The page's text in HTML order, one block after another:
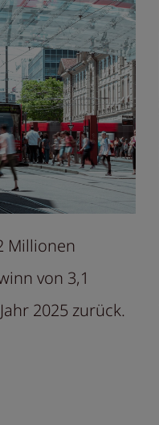
Millionen
von 3,1
2025 zurück.